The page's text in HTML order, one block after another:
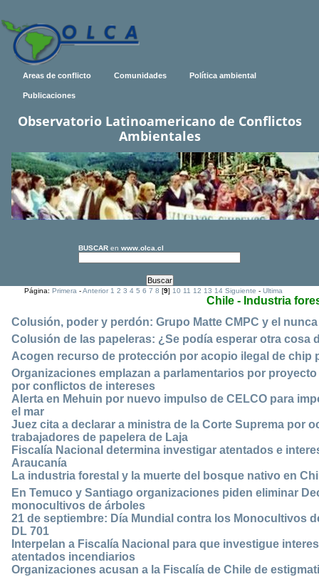
Areas de conflicto Comunidades Política ambiental
Publicaciones
Observatorio Latinoamericano de Conflictos
Ambientales
BUSCAR en www.olca.cl
Página:Primera -Anterior 1 2 3 4 5 6 7 8 [9]10 11 12 13 14 Siguiente -Ultima
Chile - Industria
Colusión, poder y perdón: Grupo Matte CMPC y el
Colusión de las papeleras: ¿Se podía esperar otra cosa
Acogen recurso de protección por acopio ilegal de chip
Organizaciones emplazan a parlamentarios por
por conflictos de intereses
Alerta en Mehuin por nuevo impulso de CELCO para
el mar
Juez cita a declarar a ministra de la Corte Suprema por
trabajadores de papelera de Laja
Fiscalía Nacional determina investigar atentados e
Araucanía
La industria forestal y la muerte del bosque nativo en
En Temuco y Santiago organizaciones piden eliminar
monocultivos de árboles
21 de septiembre: Día Mundial contra los Monocultivos
DL 701
Interpelan a Fiscalía Nacional para que investigue
atentados incendiarios
Organizaciones acusan a la Fiscalía de Chile de